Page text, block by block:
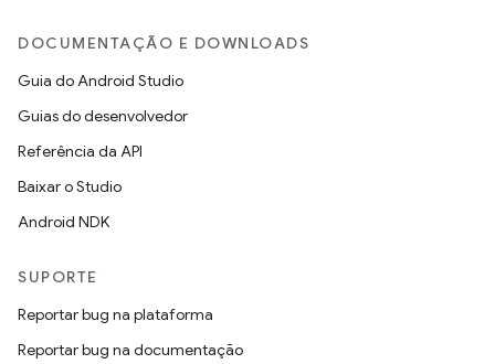
DOCUMENTAÇÃO E DOWNLOADS
Guia do Android Studio
Guias do desenvolvedor
Referência da API
Baixar o Studio
Android NDK
SUPORTE
Reportar bug na plataforma
Reportar bug na documentação